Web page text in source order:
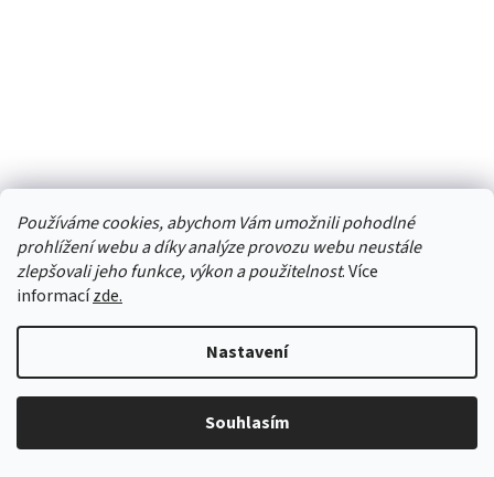
Používáme cookies, abychom Vám umožnili pohodlné
prohlížení webu a díky analýze provozu webu neustále
zlepšovali jeho funkce, výkon a použitelnost. Více
informacízde.
Nastavení
Souhlasím
Vítejte v našem obchodě
V našem e-shopu najdete zahradní skleníky, pergoly,
přístřešky pro auta, vchodové stříšky, vše pro terasu,
oplocení a zatravnění. Nabízíme také vše pro stavbu, od